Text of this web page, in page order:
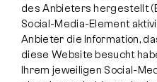
des Anbieters hergestellt
Social-Media-Element
Anbieter die Information,
diese Website besucht
Ihrem jeweiligen Social-